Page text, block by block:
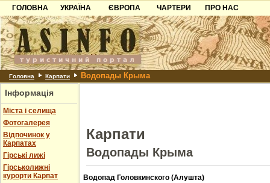
ГОЛОВНА
УКРАЇНА
Карпати
Азов
Причорноморря
Шацьк
ЄВРОПА
Чорногорія
Хорватія
Болгарія
Албанія
ЧАРТЕРИ
ПРО НАС
Контакти
Партнерам
Додати готель
Головна Карпати Водопады Крыма
Інформація
Міста і селища
Фотогалерея
Відпочинок у
Карпатах
Гірські лижі
Гірськолижні
курорти Карпат
Карпати
Водопады Крыма
Водопад Головкинского (Алушта)